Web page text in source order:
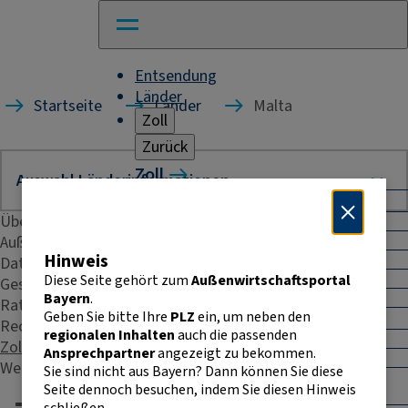
Entsendung
Länder
Zoll
Zurück
Zoll
Warenverkehr mit Drittländern
Warenursprung und Präferenzen
Warenverkehr innerhalb der EU
Allgemeines
Intrahandelsstatistik
Umsatzsteuer-
Identifikationsnummer
Startseite Länder Malta
Übersicht
Außenhandelsstatistik
Daten & Fakten
Geschäftspraxis
Rating
Recht & Steuern
Zoll
Weitere Kontakte
Hinweis
Diese Seite gehört zumAußenwirtschaftsportal
Bayern.
Geben Sie bitte Ihre PLZein, um neben den
regionalen Inhaltenauch die passenden
Ansprechpartnerangezeigt zu bekommen.
Sie sind nicht aus Bayern? Dann können Sie diese
Seite dennoch besuchen, indem Sie diesen Hinweis